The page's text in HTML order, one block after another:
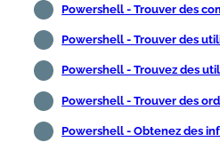
Powershell - Trouver des
Powershell - Trouver des
Powershell - Trouvez des
Powershell - Trouver des
Powershell - Obtenez des